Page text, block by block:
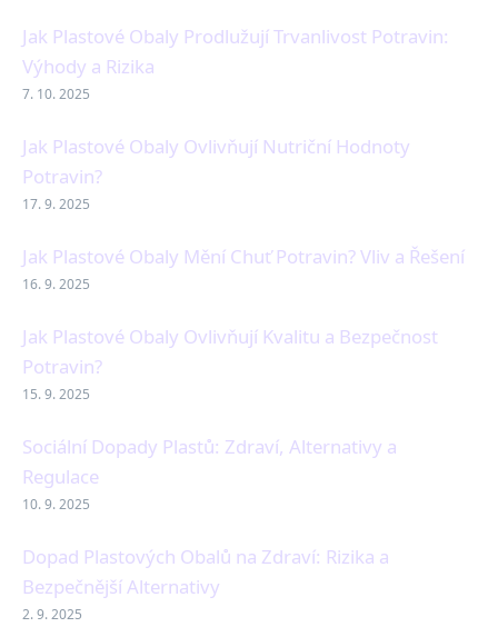
Jak Plastové Obaly Prodlužují Trvanlivost Potravin:
Výhody a Rizika
7. 10. 2025
Jak Plastové Obaly Ovlivňují Nutriční Hodnoty
Potravin?
17. 9. 2025
Jak Plastové Obaly Mění Chuť Potravin? Vliv a Řešení
16. 9. 2025
Jak Plastové Obaly Ovlivňují Kvalitu a Bezpečnost
Potravin?
15. 9. 2025
Sociální Dopady Plastů: Zdraví, Alternativy a
Regulace
10. 9. 2025
Dopad Plastových Obalů na Zdraví: Rizika a
Bezpečnější Alternativy
2. 9. 2025